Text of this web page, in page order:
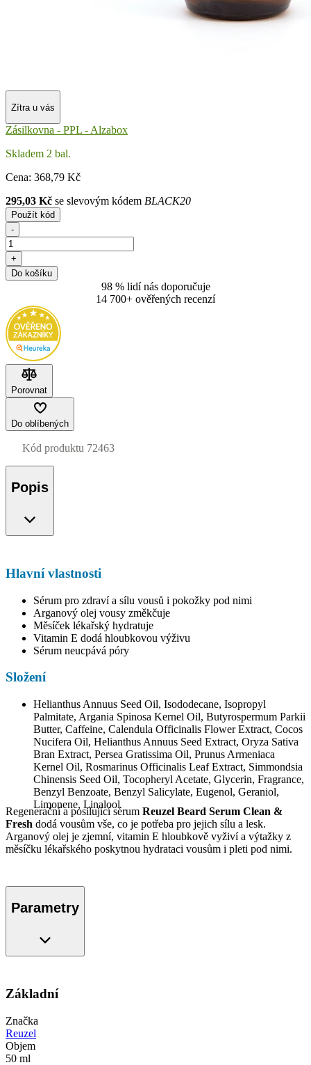
Zítra u vás
Zásilkovna - PPL - Alzabox
Skladem 2 bal.
Cena: 368,79 Kč
295,03 Kč se slevovým kódem BLACK20
Použít kód
-
+
Do košíku
98 % lidí nás doporučuje
14 700+ ověřených recenzí
Porovnat
Do oblíbených
Kód produktu 72463
Popis
Hlavní vlastnosti
Sérum pro zdraví a sílu vousů i pokožky pod nimi
Arganový olej vousy změkčuje
Měsíček lékařský hydratuje
Vitamin E dodá hloubkovou výživu
Sérum neucpává póry
Složení
Helianthus Annuus Seed Oil, Isododecane, Isopropyl
Palmitate, Argania Spinosa Kernel Oil, Butyrospermum Parkii
Butter, Caffeine, Calendula Officinalis Flower Extract, Cocos
Nucifera Oil, Helianthus Annuus Seed Extract, Oryza Sativa
Bran Extract, Persea Gratissima Oil, Prunus Armeniaca
Kernel Oil, Rosmarinus Officinalis Leaf Extract, Simmondsia
Chinensis Seed Oil, Tocopheryl Acetate, Glycerin, Fragrance,
Benzyl Benzoate, Benzyl Salicylate, Eugenol, Geraniol,
Limonene, Linalool
Regenerační a posilující sérum Reuzel Beard Serum Clean &
Fresh dodá vousům vše, co je potřeba pro jejich sílu a lesk.
Arganový olej je zjemní, vitamin E hloubkově vyživí a výtažky z
měsíčku lékařského poskytnou hydrataci vousům i pleti pod nimi.
Parametry
Základní
Značka
Reuzel
Objem
50 ml